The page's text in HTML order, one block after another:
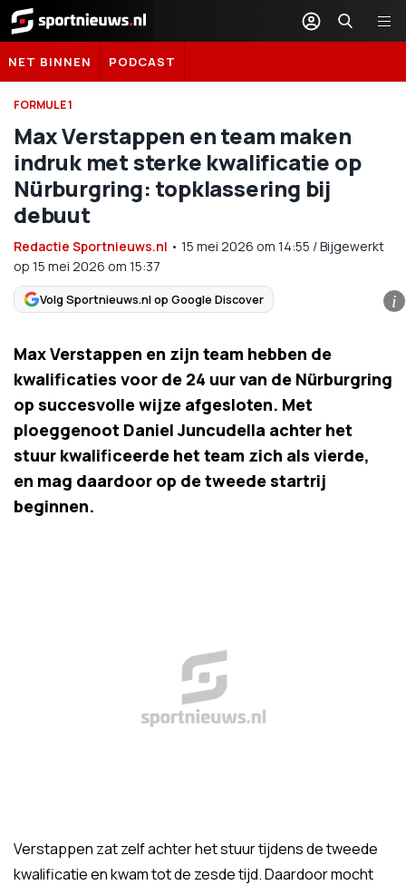
Sportnieuws.nl
NET BINNEN PODCAST
FORMULE 1
Max Verstappen en team maken
indruk met sterke kwalificatie op
Nürburgring: topklassering bij
debuut
Redactie Sportnieuws.nl • 15 mei 2026 om 14:55 /Bijgewerkt
op 15 mei 2026 om 15:37
Volg Sportnieuws.nl op Google Discover i
Max Verstappen en zijn team hebben de
kwalificaties voor de 24 uur van de Nürburgring
op succesvolle wijze afgesloten. Met
ploeggenoot Daniel Juncudella achter het
stuur kwalificeerde het team zich als vierde,
en mag daardoor op de tweede startrij
beginnen.
Verstappen zat zelf achter het stuur tijdens de tweede
kwalificatie en kwam tot de zesde tijd. Daardoor mocht